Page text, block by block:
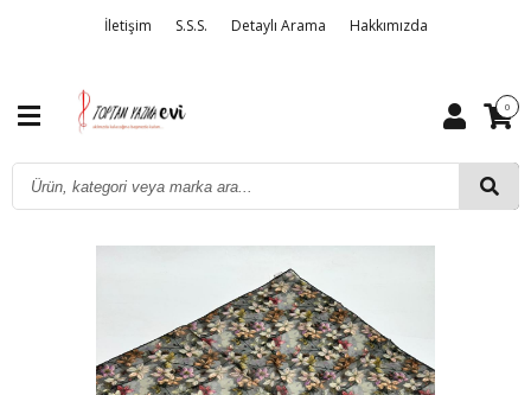
İletişim S.S.S. Detaylı Arama Hakkımızda
0